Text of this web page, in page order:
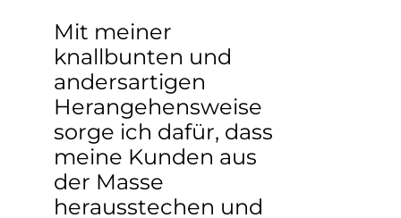
Mit meiner
knallbunten und
andersartigen
Herangehensweise
sorge ich dafür, dass
meine Kunden aus
der Masse
herausstechen und